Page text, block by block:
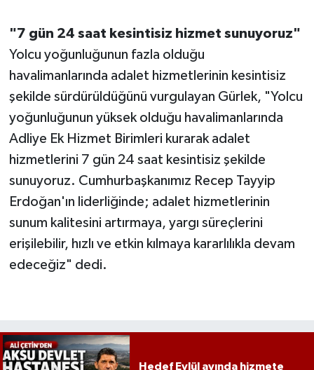
"7 gün 24 saat kesintisiz hizmet sunuyoruz"
Yolcu yoğunluğunun fazla olduğu
havalimanlarında adalet hizmetlerinin kesintisiz
şekilde sürdürüldüğünü vurgulayan Gürlek, "Yolcu
yoğunluğunun yüksek olduğu havalimanlarında
Adliye Ek Hizmet Birimleri kurarak adalet
hizmetlerini 7 gün 24 saat kesintisiz şekilde
sunuyoruz. Cumhurbaşkanımız Recep Tayyip
Erdoğan'ın liderliğinde; adalet hizmetlerinin
sunum kalitesini artırmaya, yargı süreçlerini
erişilebilir, hızlı ve etkin kılmaya kararlılıkla devam
edeceğiz" dedi.
Hedef Eylül ayında hizmete